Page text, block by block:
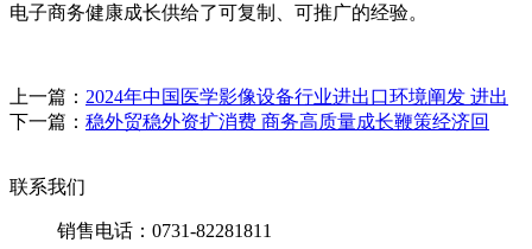
电子商务健康成长供给了可复制、可推广的经验。
上一篇： 2024年中国医学影像设备行业进出口环境阐发 进出
下一篇： 稳外贸稳外资扩消费 商务高质量成长鞭策经济回
联系我们
销售电话：0731-82281811